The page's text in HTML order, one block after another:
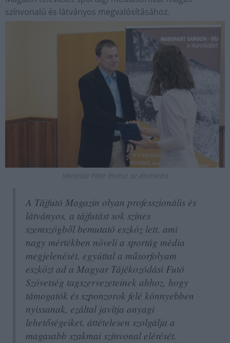
színvonalú és látványos megvalósításához.
Meronka Péter átveszi az elismerést
A Tájfutó Magazin olyan professzionális és
látványos, a tájfutást sok színes
szemszögből bemutató eszköz lett, ami
nagy mértékben növeli a sportág média
megjelenését, egyúttal a műsorfolyam
eszközt ad a Magyar Tájékozódási Futó
Szövetség tagszervezeteinek ahhoz, hogy
támogatók és szponzorok felé könnyebben
nyissanak, ezáltal javítja anyagi
lehetőségeiket, áttételesen szolgálja a
magasabb szakmai színvonal elérését.